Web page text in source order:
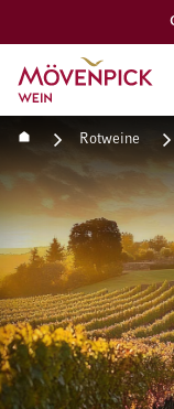
Zur Startseite
Startseite Rotweine